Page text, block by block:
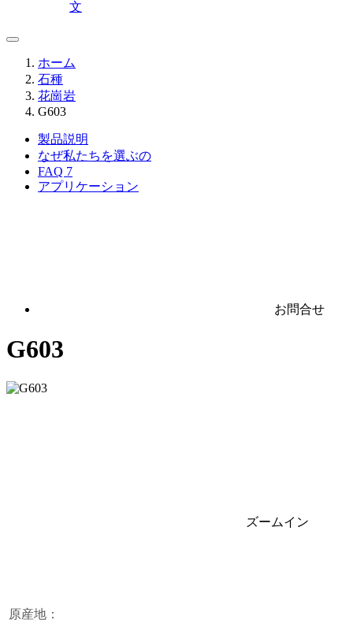
文
ホーム
石種
花崗岩
G603
製品説明
なぜ私たちを選ぶの
FAQ 7
アプリケーション
お問合せ
G603
ズームイン
原産地：